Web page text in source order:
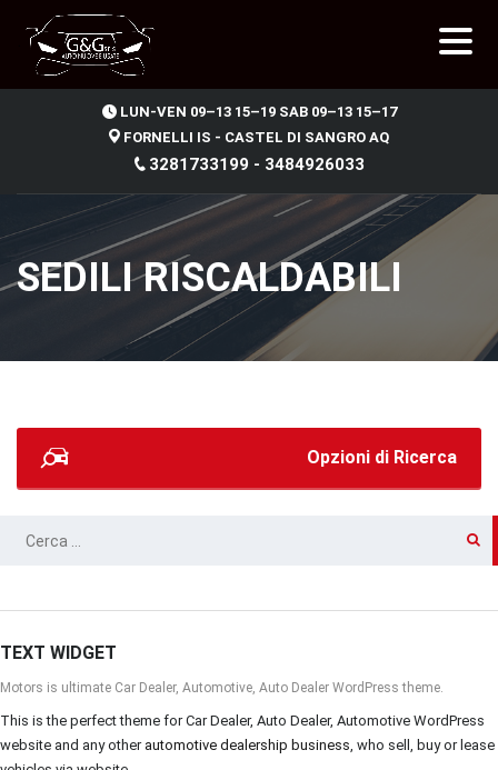
LUN-VEN 09–13 15–19 SAB 09–13 15–17
FORNELLI IS - CASTEL DI SANGRO AQ
3281733199 - 3484926033
SEDILI RISCALDABILI
Opzioni di Ricerca
RICERCA
TEXT WIDGET
Motors is ultimate Car Dealer, Automotive, Auto Dealer WordPress theme.
This is the perfect theme for Car Dealer, Auto Dealer, Automotive WordPress
website and any other automotive dealership business, who sell, buy or lease